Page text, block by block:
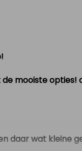
mooiste
daar wat kleine